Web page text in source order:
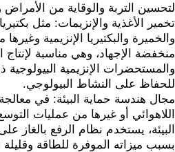
لتحسين التربة والوقاية من الأمراض
تخمير الأغذية والإنزيمات: مثل
والخميرة والبكتيريا الإنزيمية
منخفضة الإجهاد، وهي مناسبة لإنتاج
والمستحضرات الإنزيمية البيولوجية
للحفاظ على النشاط البيولوجي.
مجال هندسة حماية البيئة: في معالجة
اللاهوائي أو غيرها من عمليات
البيئة، يستخدم نظام الرفع بالغاز
بسبب ميزاته الموفرة للطاقة وقليلة